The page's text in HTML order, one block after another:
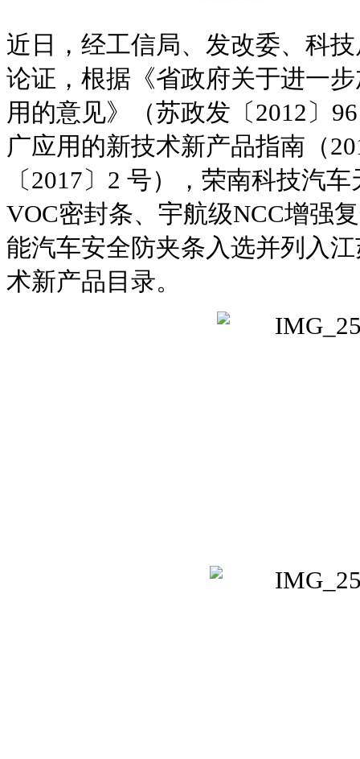
近日，经工信局、发改委、科
论证，根据《省政府关于进一
用的意见》（苏政发〔2012〕
广应用的新技术新产品指南（
〔2017〕2 号），荣南科技汽
VOC密封条、宇航级NCC增强
能汽车安全防夹条入选并列入
术新产品目录。